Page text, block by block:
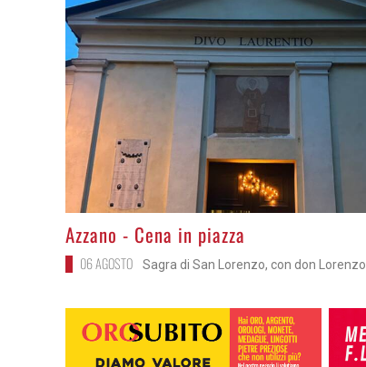
>
Azzano - Cena in piazza
06 AGOSTO Sagra di San Lorenzo, con don Lorenzo